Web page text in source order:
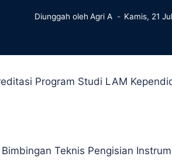
Diunggah oleh Agri A Kamis, 21
Program Studi LAM
Teknis Pengisian